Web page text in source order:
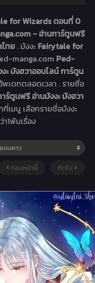
for Wizards ตอนที่ 0
- อ่านการ์ตูนฟรี
ทย . มังงะ Fairytale for
manga.com Ped-
ะ มังฮวาออนไลน์ การ์ตูน
เดทตลอดเวลา . รายชื่อ
ร์ตูนฟรี อ่านมังงะ มังฮวา
เมนู เลือกรายชื่อมังงะ
1พันเรื่อง
ก่อนหน้านี้ ถัดไป